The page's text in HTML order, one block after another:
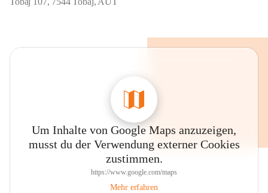
Um Inhalte von Google Maps anzuzeigen,
musst du der Verwendung externer Cookies
zustimmen.
https://www.google.com/maps
Mehr erfahren